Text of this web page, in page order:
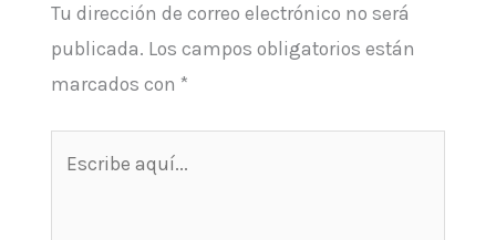
Tu dirección de correo electrónico no será
publicada. Los campos obligatorios están
marcados con *